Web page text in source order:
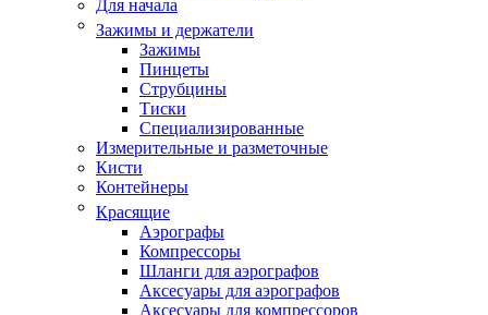
Для начала
Зажимы и держатели
Зажимы
Пинцеты
Струбцины
Тиски
Специализированные
Измерительные и разметочные
Кисти
Контейнеры
Красящие
Аэрографы
Компрессоры
Шланги для аэрографов
Аксесуары для аэрографов
Аксесуары для компрессоров